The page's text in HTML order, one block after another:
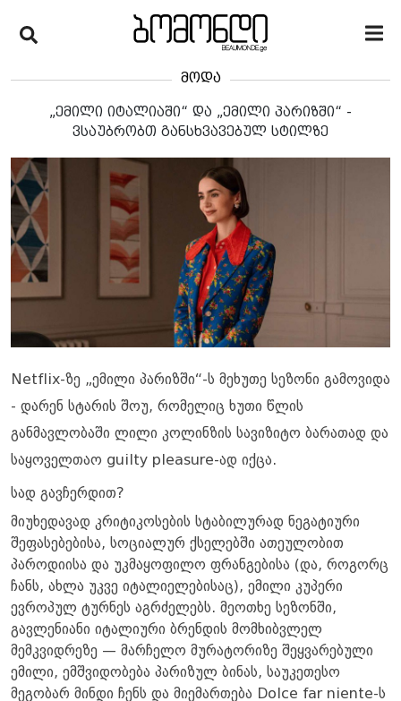
მოდა
„ემილი იტალიაში“ და „ემილი პარიზში“ -
ვსაუბრობთ განსხვავებულ სტილზე
Netflix-ზე „ემილი პარიზში“-ს მეხუთე სეზონი გამოვიდა
- დარენ სტარის შოუ, რომელიც ხუთი წლის
განმავლობაში ლილი კოლინზის სავიზიტო ბარათად და
საყოველთაო guilty pleasure-ად იქცა.
სად გავჩერდით?
მიუხედავად კრიტიკოსების სტაბილურად ნეგატიური
შეფასებებისა, სოციალურ ქსელებში ათეულობით
პაროდიისა და უკმაყოფილო ფრანგებისა (და, როგორც
ჩანს, ახლა უკვე იტალიელებისაც), ემილი კუპერი
ევროპულ ტურნეს აგრძელებს. მეოთხე სეზონში,
გავლენიანი იტალიური ბრენდის მომხიბვლელ
მემკვიდრეზე — მარჩელო მურატორიზე შეყვარებული
ემილი, ემშვიდობება პარიზულ ბინას, საუკეთესო
მეგობარ მინდი ჩენს და მიემართება Dolce far niente-ს